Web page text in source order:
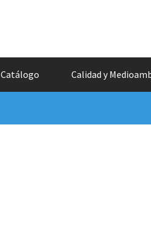
Catálogo Calidad y